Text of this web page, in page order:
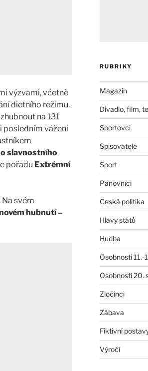
výzvami, včetně
dietního režimu.
na 131
posledním vážení
slavnostního
pořadu Extrémní
svém
hubnutí –
RUBRIKY
Magazín
Divadlo, film,
Sportovci
Spisovatelé
Sport
Panovníci
Česká politika
Hlavy států
Hudba
Osobnosti 11.-
Osobnosti 20.
Zločinci
Zábava
Fiktivní
Výročí